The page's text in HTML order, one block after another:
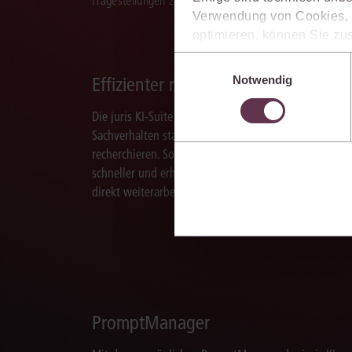
Verwendung von
optimieren, können Sie
sich auch damit
die USA) übermittelt
im Cookiebanner sowie in
Notwendig
Effizienter recherchieren
Die juris KI-Suite ermöglicht Ihnen, nach ganzen
Sachverhalten statt nur nach Stichworten zu
recherchieren. So finden Sie relevante Inhalte
schneller und erhalten Ergebnisse, mit denen Sie
direkt weiterarbeiten können.
PromptManager